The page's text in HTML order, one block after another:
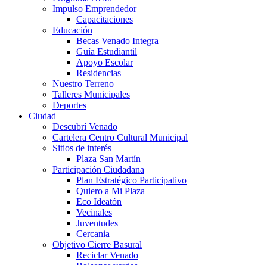
Impulso Emprendedor
Capacitaciones
Educación
Becas Venado Integra
Guía Estudiantil
Apoyo Escolar
Residencias
Nuestro Terreno
Talleres Municipales
Deportes
Ciudad
Descubrí Venado
Cartelera Centro Cultural Municipal
Sitios de interés
Plaza San Martín
Participación Ciudadana
Plan Estratégico Participativo
Quiero a Mi Plaza
Eco Ideatón
Vecinales
Juventudes
Cercania
Objetivo Cierre Basural
Reciclar Venado